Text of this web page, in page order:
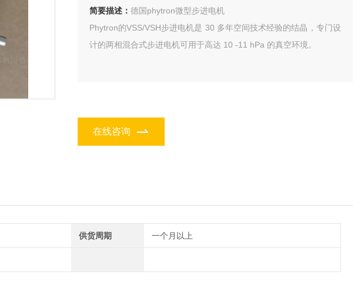
简要描述： 德国phytron微型步进电机
Phytron的VSS/VSH步进电机是 30 多年空间技术经验的结晶，专门设
计的两相混合式步进电机可用于高达 10 -11 hPa 的真空环境。
在线咨询
供货周期 一个月以上